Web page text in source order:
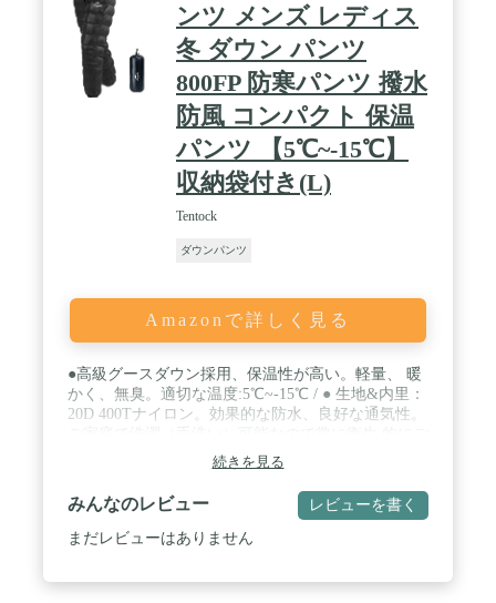
ンツ メンズ レディス
冬 ダウン パンツ
800FP 防寒パンツ 撥水
防風 コンパクト 保温
パンツ 【5℃~-15℃】
収納袋付き(L)
Tentock
ダウンパンツ
Amazonで詳しく見る
●高級グースダウン採用、保温性が高い。軽量、 暖
かく、無臭。適切な温度:5℃~-15℃ / ● 生地&内里：
20D 400Tナイロン。効果的な防水、良好な通気性。
利用になれます / ●軽く、小さくコンパクトに収
納、軽量化を極めたダウンパンツです。 / ●収納が
便利、同色の収納袋が付属、コンパクトで持ち運び
に便利です。 / ●防寒、保温、快適、全ての性能が
寒い冬に実感できる、、キャンプに最適 【品質に問
続きを見る
みんなのレビュー レビューを書く
まだレビューはありません